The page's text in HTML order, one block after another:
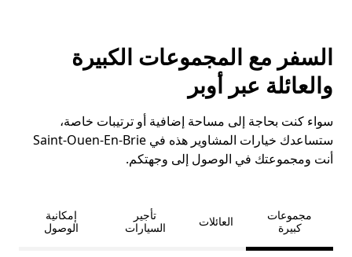
السفر مع المجموعات الكبيرة
والعائلة عبر أوبر
سواء كنت بحاجة إلى مساحة إضافية أو ترتيبات خاصة،
ستساعدك خيارات المشاوير هذه في Saint-Ouen-En-Brie
أنت ومجموعتك في الوصول إلى وجهتكم.
مجموعات
كبيرة
العائلات
تأجير
السيارات
إمكانية
الوصول